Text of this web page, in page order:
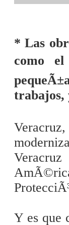
* Las
como el
trabajos,
Y es que